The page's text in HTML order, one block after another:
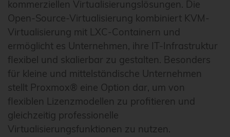
kommerziellen Virtualisierungslösungen. Die
Open-Source-Virtualisierung kombiniert KVM-
Virtualisierung mit LXC-Containern und
ermöglicht es Unternehmen, ihre IT-Infrastruktur
flexibel und skalierbar zu gestalten. Besonders
für kleine und mittelständische Unternehmen
stellt Proxmox® eine Option dar, um von
flexiblen Lizenzmodellen zu profitieren und
gleichzeitig professionelle
Virtualisierungsfunktionen zu nutzen.